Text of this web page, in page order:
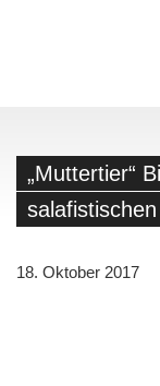
„Muttertier“
18. Oktober 2017